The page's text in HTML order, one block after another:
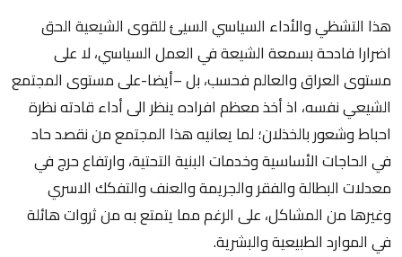
هذا التشظي والأداء السياسي السيئ للقوى الشيعية الحق
اضرارا فادحة بسمعة الشيعة في العمل السياسي، لا على
مستوى العراق والعالم فحسب، بل –أيضا-على مستوى المجتمع
الشيعي نفسه، اذ أخذ معظم افراده ينظر الى أداء قادته نظرة
احباط وشعور بالخذلان؛ لما يعانيه هذا المجتمع من نقصد حاد
في الحاجات الأساسية وخدمات البنية التحتية، وارتفاع حرج في
معدلات البطالة والفقر والجريمة والعنف والتفكك الاسري
وغيرها من المشاكل، على الرغم مما يتمتع به من ثروات هائلة
في الموارد الطبيعية والبشرية.